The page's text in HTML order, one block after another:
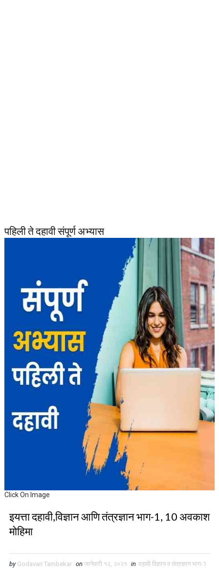
पहिली ते दहावी संपूर्ण अभ्यास
Click On Image
इयत्ता दहावी,विज्ञान आणि तंत्रज्ञान भाग-1, 10 अवकाश
मोहिमा
by Godavari Tambekar on जानेवारी १२, २०२१ in दहावी विज्ञान व तंत्रज्ञान भाग-1